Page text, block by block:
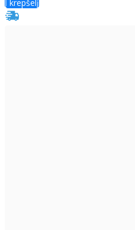
Į krepšelį